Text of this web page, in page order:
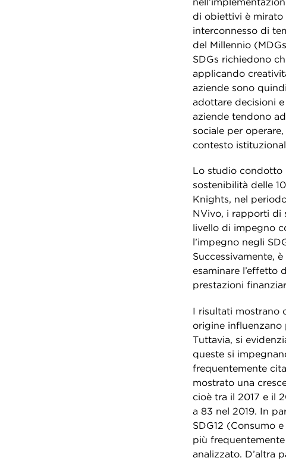
di obiettivi è mirato
interconnesso di
del Millennio
SDGs richiedono
applicando
aziende sono
adottare decisioni
aziende tendono
sociale per
contesto
Lo studio condotto
sostenibilità delle
Knights, nel
NVivo, i rapporti di
livello di impegno
l’impegno negli
Successivamente,
esaminare l’effetto
prestazioni
I risultati mostrano
origine influenzano
Tuttavia, si
queste si
frequentemente
mostrato una
cioè tra il 2017 e il
a 83 nel 2019. In
SDG12 (Consumo
più
analizzato. D’altra